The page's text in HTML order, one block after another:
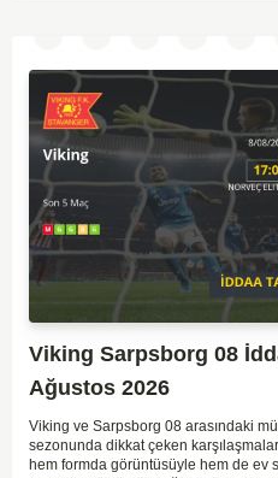
Viking Sarpsborg 08
Ağustos 2026
Viking ve Sarpsborg 08 arasındaki
sezonunda dikkat çeken
hem formda görüntüsüyle hem de ev